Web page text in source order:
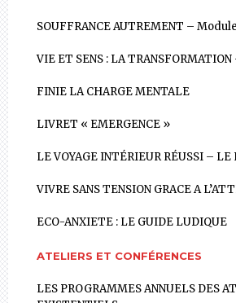
SOUFFRANCE AUTREMENT –
VIE ET SENS : LA
FINIE LA CHARGE MENTALE
LIVRET « EMERGENCE »
LE VOYAGE INTÉRIEUR RÉUSSI – LE
VIVRE SANS TENSION GRACE A
ECO-ANXIETE : LE GUIDE LUDIQUE
ATELIERS ET CONFÉRENCES
LES PROGRAMMES ANNUELS DES